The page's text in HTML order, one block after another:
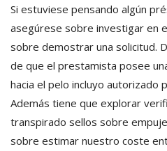
Si estuviese pensando algún
asegúrese sobre investigar en
sobre demostrar una solicitud.
de que el prestamista posee
hacia el pelo incluyo autorizado
Además tiene que explorar
transpirado sellos sobre
sobre estimar nuestro coste